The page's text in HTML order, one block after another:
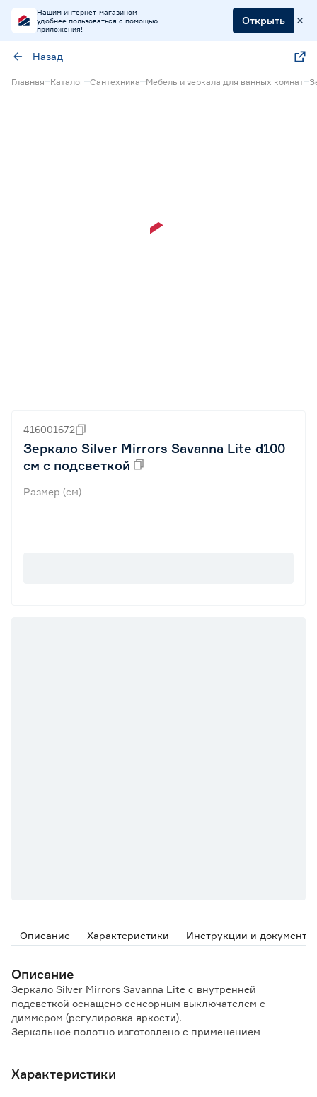
Нашим интернет-магазином
удобнее пользоваться с помощью
приложения!
Открыть
Назад
Главная Каталог Сантехника Мебель и зеркала для ванных комнат
416001672
Зеркало Silver Mirrors Savanna Lite d100
см с подсветкой
Размер (см)
Описание Характеристики Инструкции и документы
Описание
Зеркало Silver Mirrors Savanna Lite с внутренней
подсветкой оснащено сенсорным выключателем с
диммером (регулировка яркости).
Зеркальное полотно изготовлено с применением
Блок питания скрыт под коробом, позволяющим
Характеристики